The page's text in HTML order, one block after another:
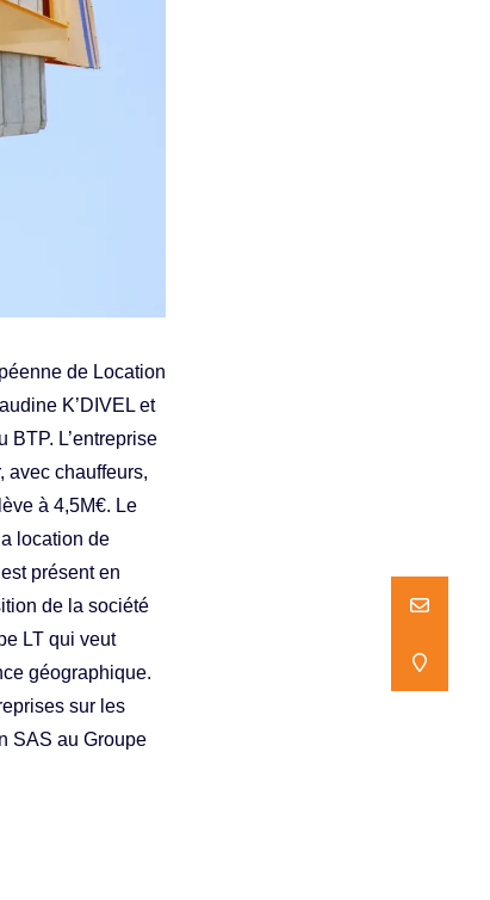
NOUS
NOUS
de Location
K’DIVEL et
L’entreprise
avec chauffeurs,
à 4,5M€. Le
location de
présent en
de la société
LT qui veut
géographique.
sur les
SAS au Groupe
NOUS
NOUS